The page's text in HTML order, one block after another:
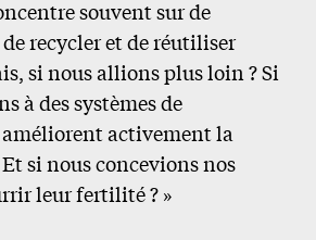
souvent sur de
recycler et de réutiliser
si nous allions plus loin ? Si
à des systèmes de
activement la
si nous concevions nos
leur fertilité ? »